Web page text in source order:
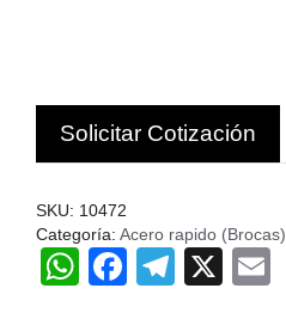
Solicitar Cotización
SKU: 10472
Categoría: Acero rapido (Brocas)
W
F
T
X